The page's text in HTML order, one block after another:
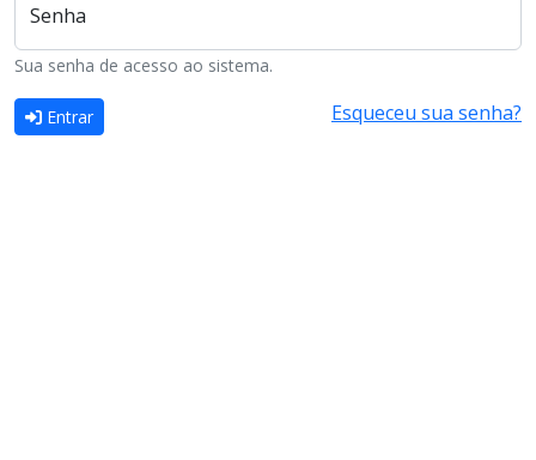
Senha
Sua senha de acesso ao sistema.
Entrar Esqueceu sua senha?